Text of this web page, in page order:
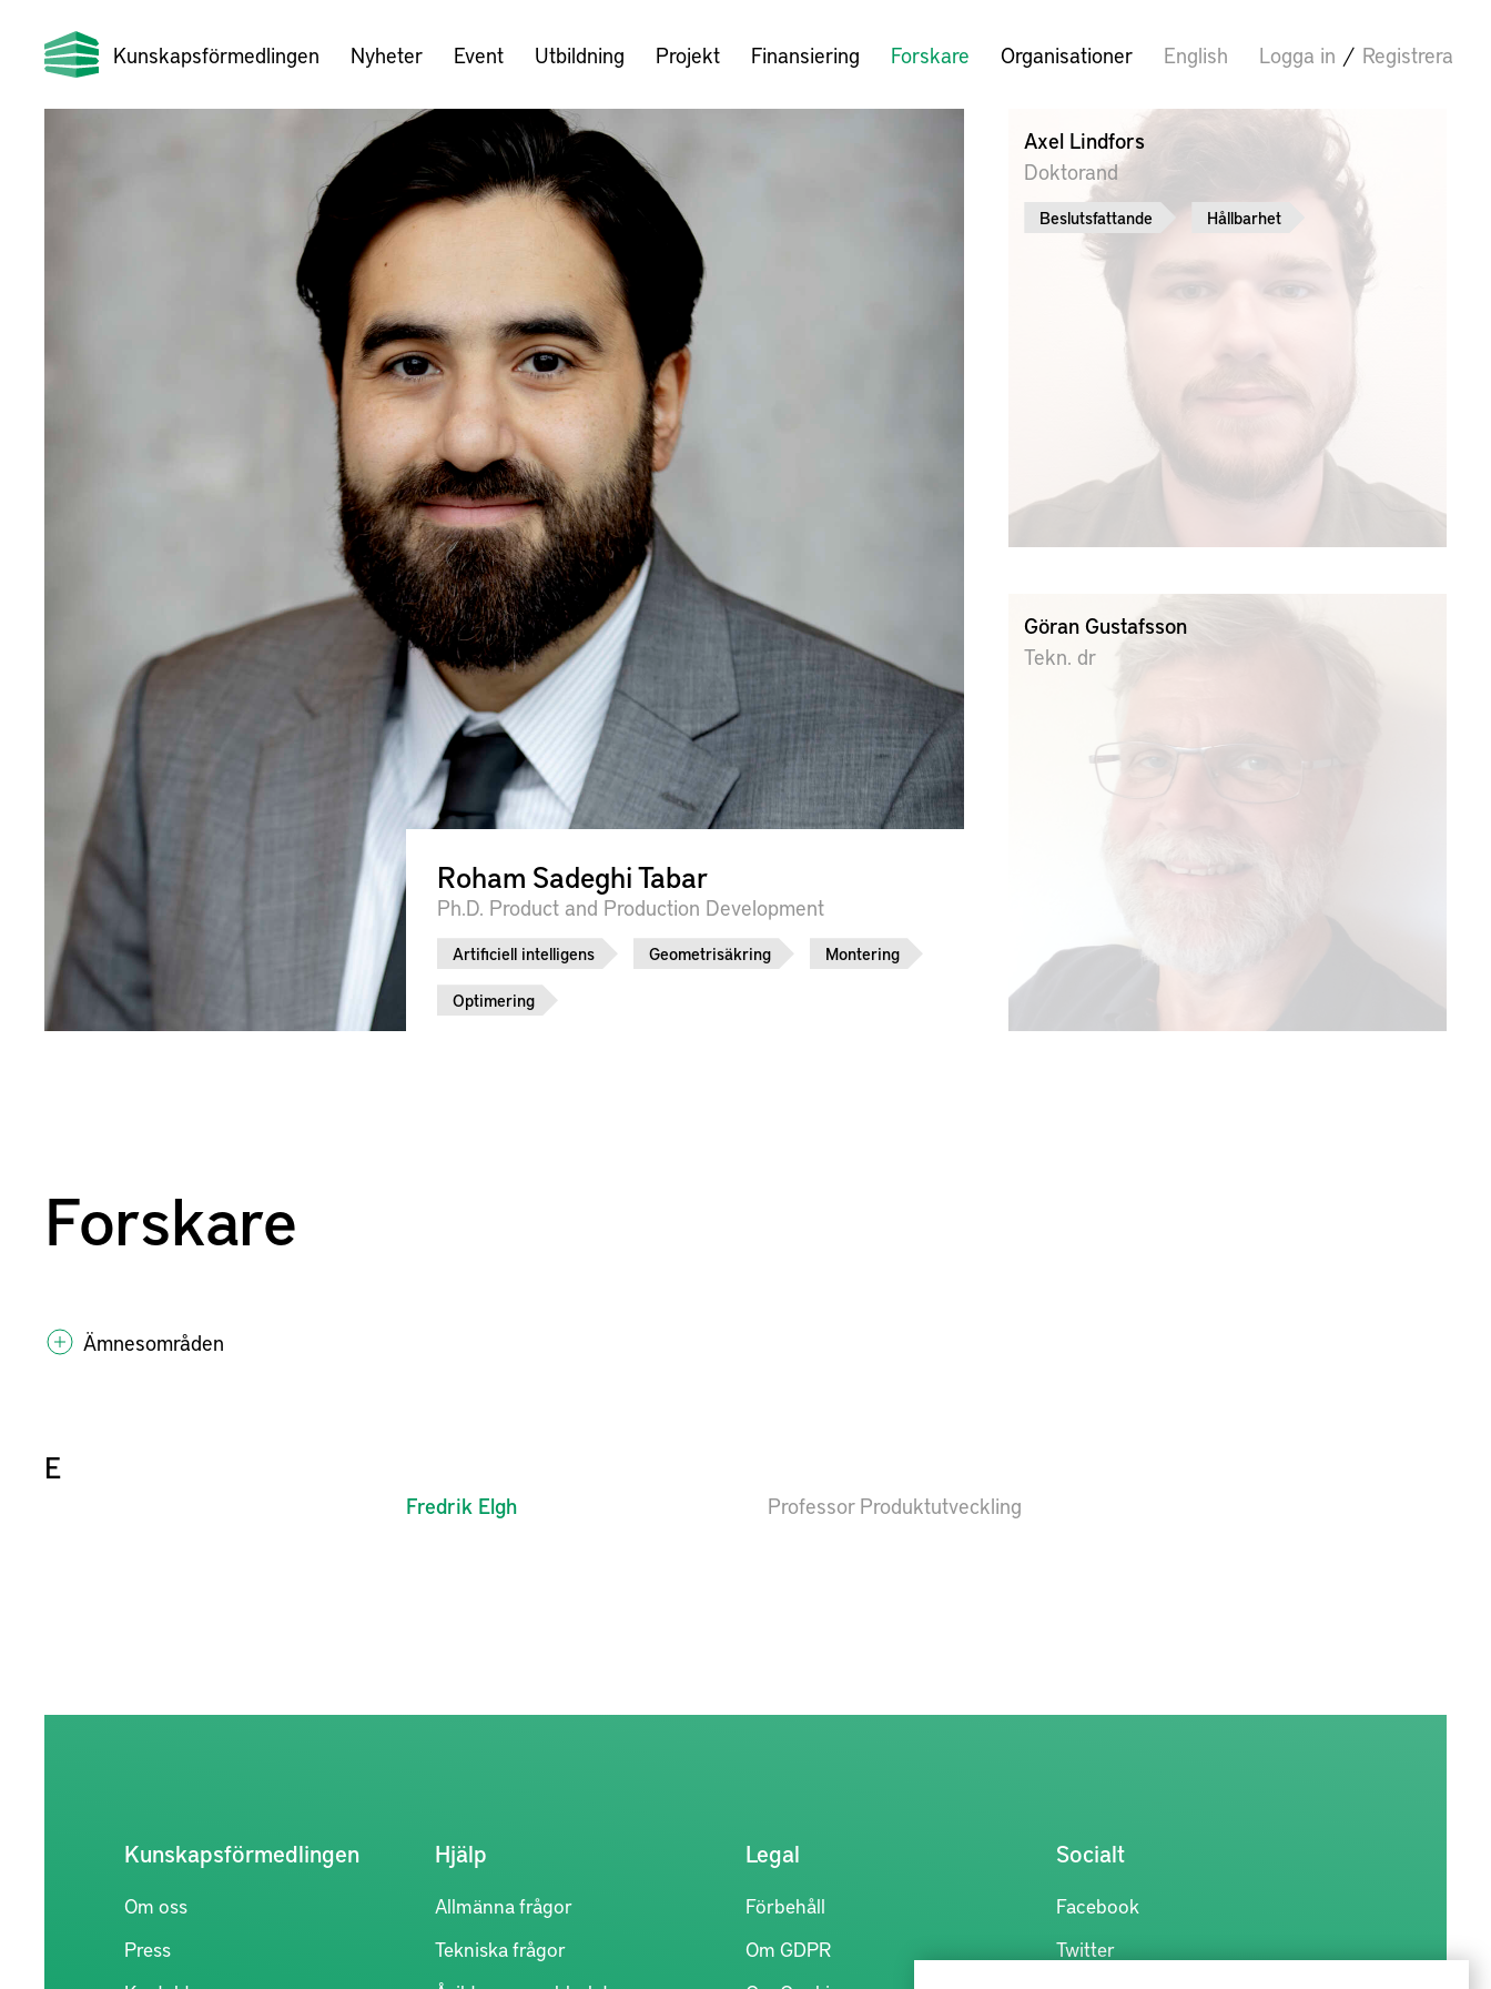
Kunskapsförmedlingen Nyheter Event Utbildning Projekt Finansiering Forskare Organisationer English Logga in / Registrera
Roham Sadeghi Tabar
Ph.D. Product and Production Development
Artificiell intelligens Geometrisäkring Montering
Optimering
Axel Lindfors
Doktorand
Beslutsfattande Hållbarhet
Göran Gustafsson
Tekn. dr
Forskare
Ämnesområden
E
Fredrik Elgh Professor Produktutveckling
Kunskapsförmedlingen
Om oss
Press
Hjälp
Allmänna frågor
Tekniska frågor
Legal
Förbehåll
Om GDPR
Socialt
Facebook
Twitter